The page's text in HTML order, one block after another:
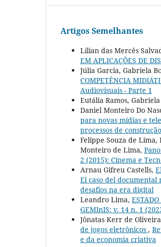
Artigos Semelhantes
Lílian das Mercês
EM APLICAÇÕES DE
Júlia Garcia, Gabriela
COMPETÊNCIA
Audiovisuais - Parte 1
Eutália Ramos,
Daniel Monteiro Do
para novas mídias e
processos de
Felippe Souza de Lima,
Monteiro de Lima,
2 (2015): Cinema e
Arnau Gifreu Castells,
El caso del
desafios na era digital
Leandro Lima,
GEMInIS: v. 14 n. 1
Jônatas Kerr de
de jogos eletrônicos ,
e da economia criativa